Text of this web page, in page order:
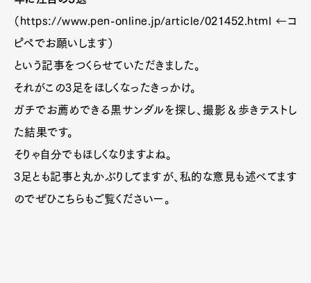
（https://www.pen-online.jp/article/021452.html ←コ
ピペでお願いします）
という記事をつくらせていただきました。
それがこの3足をほしくなったきっかけ。
ガチでお薦めできる黒サンダルを探し、撮影＆歩きテストし
た結果です。
そりゃ自分でもほしくなりますよね。
3足とも記事と丸かぶりしてますが、私的な意見も述べてます
のでぜひこちらもご覧くださいー。